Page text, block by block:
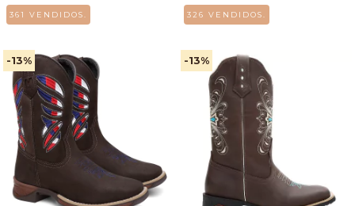
361 VENDIDOS. 326 VENDIDOS.
-13% -13%